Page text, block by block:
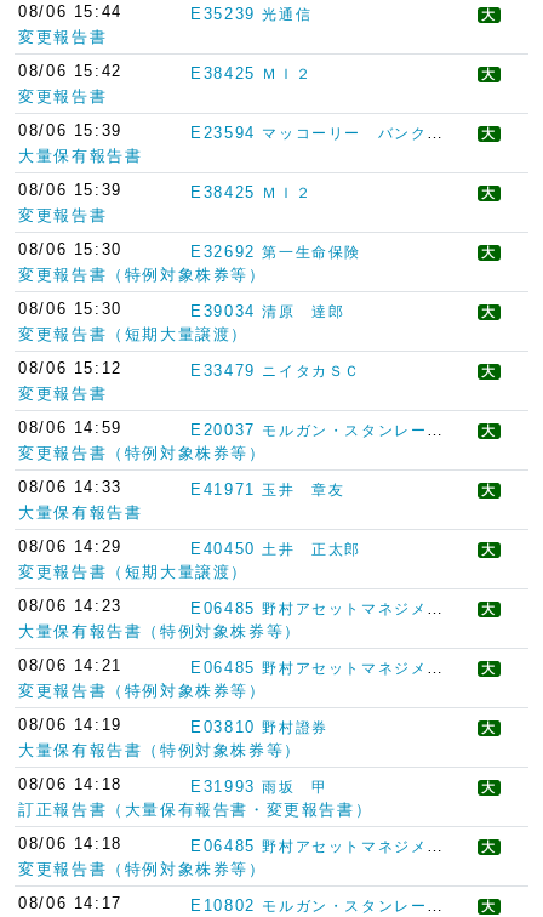
08/06 15:44
E35239 光通信 大
変更報告書
08/06 15:42
E38425 ＭＩ２ 大
変更報告書
08/06 15:39
E23594 マッコーリー バンク リミテッド 大
大量保有報告書
08/06 15:39
E38425 ＭＩ２ 大
変更報告書
08/06 15:30
E32692 第一生命保険 大
変更報告書（特例対象株券等）
08/06 15:30
E39034 清原 達郎 大
変更報告書（短期大量譲渡）
08/06 15:12
E33479 ニイタカＳＣ 大
変更報告書
08/06 14:59
E20037 モルガン・スタンレー・アンド・カンパニー・インターナショナル・ピーエルシー 大
変更報告書（特例対象株券等）
08/06 14:33
E41971 玉井 章友 大
大量保有報告書
08/06 14:29
E40450 土井 正太郎 大
変更報告書（短期大量譲渡）
08/06 14:23
E06485 野村アセットマネジメント 大
大量保有報告書（特例対象株券等）
08/06 14:21
E06485 野村アセットマネジメント 大
変更報告書（特例対象株券等）
08/06 14:19
E03810 野村證券 大
大量保有報告書（特例対象株券等）
08/06 14:18
E31993 雨坂 甲 大
訂正報告書（大量保有報告書・変更報告書）
08/06 14:18
E06485 野村アセットマネジメント 大
変更報告書（特例対象株券等）
08/06 14:17
E10802 モルガン・スタンレーＭＵＦＧ証券 大